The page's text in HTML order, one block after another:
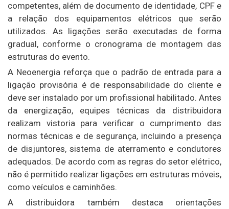
competentes, além de documento de identidade, CPF e
a relação dos equipamentos elétricos que serão
utilizados. As ligações serão executadas de forma
gradual, conforme o cronograma de montagem das
estruturas do evento.
A Neoenergia reforça que o padrão de entrada para a
ligação provisória é de responsabilidade do cliente e
deve ser instalado por um profissional habilitado. Antes
da energização, equipes técnicas da distribuidora
realizam vistoria para verificar o cumprimento das
normas técnicas e de segurança, incluindo a presença
de disjuntores, sistema de aterramento e condutores
adequados. De acordo com as regras do setor elétrico,
não é permitido realizar ligações em estruturas móveis,
como veículos e caminhões.
A distribuidora também destaca orientações